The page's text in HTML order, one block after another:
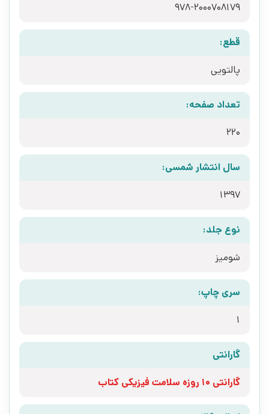
978-2000708179
قطع:
پالتویی
تعداد صفحه:
220
سال انتشار شمسی:
1397
نوع جلد:
شومیز
سری چاپ:
1
گارانتی
گارانتی 10 روزه سلامت فیزیکی کتاب